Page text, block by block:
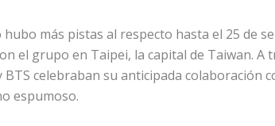
más pistas al respecto hasta el 25 de
el grupo en Taipei, la capital de Taiwan. A
celebraban su anticipada colaboración
espumoso.